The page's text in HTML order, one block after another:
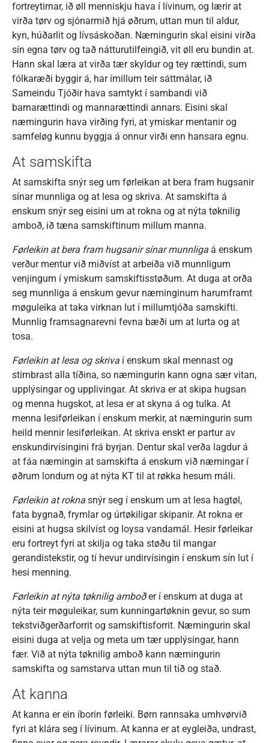
fortreytirnar, ið øll menniskju hava í lívinum, og lærir at
virða tørv og sjónarmið hjá øðrum, uttan mun til aldur,
kyn, húðarlit og lívsáskoðan. Næmingurin skal eisini virða
sín egna tørv og tað nátturutilfeingið, vit øll eru bundin at.
Hann skal læra at virða tær skyldur og tey rættindi, sum
fólkaræði byggir á, har ímillum teir sáttmálar, ið
Sameindu Tjóðir hava samtykt í sambandi við
barnarættindi og mannarættindi annars. Eisini skal
næmingurin hava virðing fyri, at ymiskar mentanir og
samfeløg kunnu byggja á onnur virði enn hansara egnu.
At samskifta
At samskifta snýr seg um førleikan at bera fram hugsanir
sínar munnliga og at lesa og skriva. At samskifta á
enskum snýr seg eisini um at rokna og at nýta tøknilig
amboð, ið tæna samskiftinum millum manna.
Førleikin at bera fram hugsanir sínar munnliga á enskum
verður mentur við miðvíst at arbeiða við munnligum
venjingum í ymiskum samskiftisstøðum. At duga at orða
seg munnliga á enskum gevur næminginum harumframt
møguleika at taka virknan lut í millumtjóða samskifti.
Munnlig framsagnarevni fevna bæði um at lurta og at
tosa.
Førleikin at lesa og skriva í enskum skal mennast og
stimbrast alla tíðina, so næmingurin kann ogna sær vitan,
upplýsingar og upplivingar. At skriva er at skipa hugsan
og menna hugskot, at lesa er at skyna á og tulka. At
menna lesiførleikan í enskum merkir, at næmingurin sum
heild mennir lesiførleikan. At skriva enskt er partur av
enskundirvísingini frá byrjan. Dentur skal verða lagdur á
at fáa næmingin at samskifta á enskum við næmingar í
øðrum londum og at nýta KT til at røkka hesum máli.
Førleikin at rokna snýr seg í enskum um at lesa hagtøl,
fata bygnað, frymlar og úrtøkiligar skipanir. At rokna er
eisini at hugsa skilvíst og loysa vandamál. Hesir førleikar
eru fortreyt fyri at skilja og taka støðu til mangar
gerandistekstir, og tí hevur undirvísingin í enskum sín lut í
hesi menning.
Førleikin at nýta tøknilig amboðer í enskum at duga at
nýta teir møguleikar, sum kunningartøknin gevur, so sum
tekstviðgerðarforrit og samskiftisforrit. Næmingurin skal
eisini duga at velja og meta um tær upplýsingar, hann
fær. Við at nýta tøknilig amboð kann næmingurin
samskifta og samstarva uttan mun til tíð og stað.
At kanna
At kanna er ein íborin førleiki. Børn rannsaka umhvørvið
fyri at klára seg í lívinum. At kanna er at eygleiða, undrast,